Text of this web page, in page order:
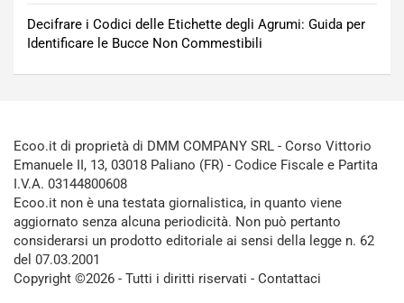
Decifrare i Codici delle Etichette degli Agrumi: Guida per
Identificare le Bucce Non Commestibili
Ecoo.it di proprietà di DMM COMPANY SRL - Corso Vittorio
Emanuele II, 13, 03018 Paliano (FR) - Codice Fiscale e Partita
I.V.A. 03144800608
Ecoo.it non è una testata giornalistica, in quanto viene
aggiornato senza alcuna periodicità. Non può pertanto
considerarsi un prodotto editoriale ai sensi della legge n. 62
del 07.03.2001
Copyright ©2026 - Tutti i diritti riservati - Contattaci